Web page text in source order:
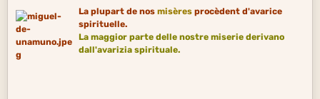
La plupart de nos misèresprocèdent d'avarice
spirituelle.
La maggior parte delle nostre miserie derivano
dall'avarizia spirituale.